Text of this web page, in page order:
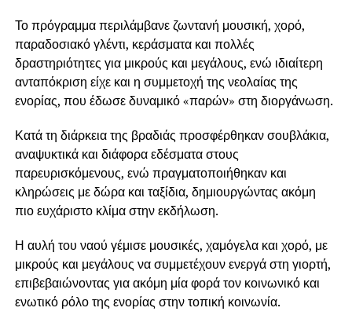
Το πρόγραμμα περιλάμβανε ζωντανή μουσική, χορό,
παραδοσιακό γλέντι, κεράσματα και πολλές
δραστηριότητες για μικρούς και μεγάλους, ενώ ιδιαίτερη
ανταπόκριση είχε και η συμμετοχή της νεολαίας της
ενορίας, που έδωσε δυναμικό «παρών» στη διοργάνωση.
Κατά τη διάρκεια της βραδιάς προσφέρθηκαν σουβλάκια,
αναψυκτικά και διάφορα εδέσματα στους
παρευρισκόμενους, ενώ πραγματοποιήθηκαν και
κληρώσεις με δώρα και ταξίδια, δημιουργώντας ακόμη
πιο ευχάριστο κλίμα στην εκδήλωση.
Η αυλή του ναού γέμισε μουσικές, χαμόγελα και χορό, με
μικρούς και μεγάλους να συμμετέχουν ενεργά στη γιορτή,
επιβεβαιώνοντας για ακόμη μία φορά τον κοινωνικό και
ενωτικό ρόλο της ενορίας στην τοπική κοινωνία.